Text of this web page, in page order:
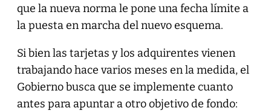
que la nueva norma le pone una fecha límite a
la puesta en marcha del nuevo esquema.
Si bien las tarjetas y los adquirentes vienen
trabajando hace varios meses en la medida, el
Gobierno busca que se implemente cuanto
antes para apuntar a otro objetivo de fondo: